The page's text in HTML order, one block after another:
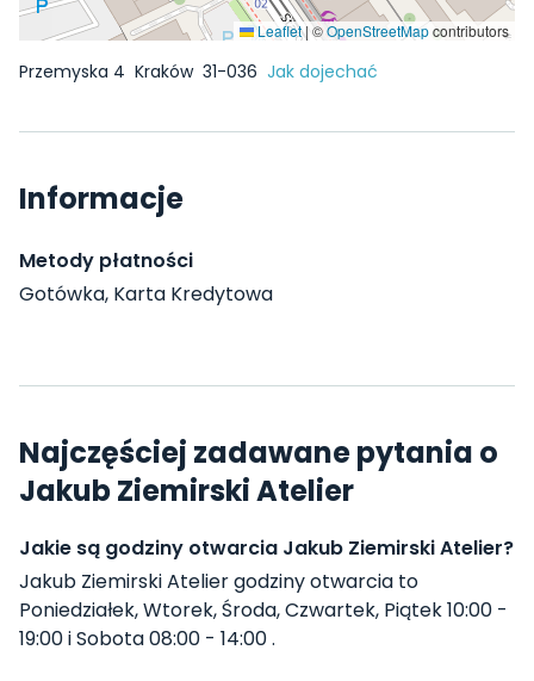
Leaflet | ©OpenStreetMapcontributors
Przemyska 4 Kraków 31-036 Jak dojechać
Informacje
Metody płatności
Gotówka, Karta Kredytowa
Najczęściej zadawane pytania o
Jakub Ziemirski Atelier
Jakie są godziny otwarcia Jakub Ziemirski Atelier?
Jakub Ziemirski Atelier godziny otwarcia to
Poniedziałek, Wtorek, Środa, Czwartek, Piątek 10:00 -
19:00 i Sobota 08:00 - 14:00 .